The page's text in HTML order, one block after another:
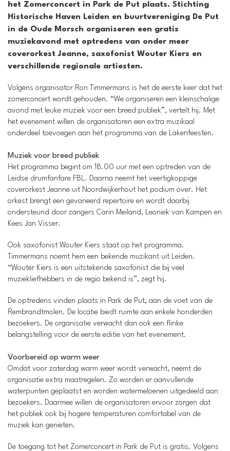
het Zomerconcert in Park de Put plaats. Stichting
Historische Haven Leiden en buurtvereniging De Put
in de Oude Morsch organiseren een gratis
muziekavond met optredens van onder meer
coverorkest Jeanne, saxofonist Wouter Kiers en
verschillende regionale artiesten.
Volgens organisator Ron Timmermans is het de eerste keer dat het
zomerconcert wordt gehouden. “We organiseren een kleinschalige
avond met leuke muziek voor een breed publiek”, vertelt hij. Met
het evenement willen de organisatoren een extra muzikaal
onderdeel toevoegen aan het programma van de Lakenfeesten.
Muziek voor breed publiek
Het programma begint om 18.00 uur met een optreden van de
Leidse drumfanfare FBL. Daarna neemt het veertigkoppige
coverorkest Jeanne uit Noordwijkerhout het podium over. Het
orkest brengt een gevarieerd repertoire en wordt daarbij
ondersteund door zangers Carin Meiland, Leoniek van Kampen en
Kees Jan Visser.
Ook saxofonist Wouter Kiers staat op het programma.
Timmermans noemt hem een bekende muzikant uit Leiden.
“Wouter Kiers is een uitstekende saxofonist die bij veel
muziekliefhebbers in de regio bekend is”, zegt hij.
De optredens vinden plaats in Park de Put, aan de voet van de
Rembrandtmolen. De locatie biedt ruimte aan enkele honderden
bezoekers. De organisatie verwacht dan ook een flinke
belangstelling voor de eerste editie van het evenement.
Voorbereid op warm weer
Omdat voor zaterdag warm weer wordt verwacht, neemt de
organisatie extra maatregelen. Zo worden er aanvullende
waterpunten geplaatst en worden watermeloenen uitgedeeld aan
bezoekers. Daarmee willen de organisatoren ervoor zorgen dat
het publiek ook bij hogere temperaturen comfortabel van de
muziek kan genieten.
De toegang tot het Zomerconcert in Park de Put is gratis. Volgens